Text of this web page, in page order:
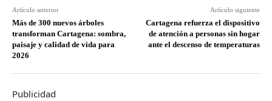
Artículo anterior
Más de 300 nuevos árboles
transforman Cartagena: sombra,
paisaje y calidad de vida para
2026
Artículo siguiente
Cartagena refuerza el dispositivo
de atención a personas sin hogar
ante el descenso de temperaturas
Publicidad